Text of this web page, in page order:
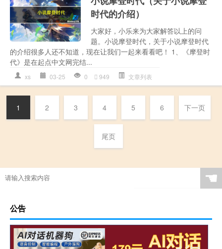
时代的介绍）
大家好，小乐来为大家解答以上的问
题。小说摩登时代，关于小说摩登时代
的介绍很多人还不知道，现在让我们一起来看看吧！ 1、《摩登时
代》是在起点中文网完结...
xs 03-25 0 949 文章列表
1 2 3 4 5 6 下一页
尾页
☚
公告